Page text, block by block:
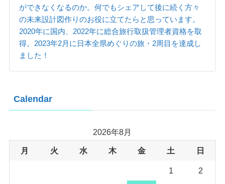
ができなくなるのか。何でもシェアして後に続く方々
の未来設計図作りのお役に立てたらと思っています。
2020年に国内、2022年に総合旅行取扱管理者資格を取
得。2023年2月に日本全県めぐりの旅・2周目を達成し
ました！
Calendar
2026年8月
月 火 水 木 金 土 日
1 2